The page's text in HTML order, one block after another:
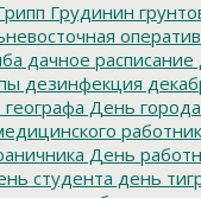
Грудинин
дачное расписание
дезинфекция
День города
День
студента день